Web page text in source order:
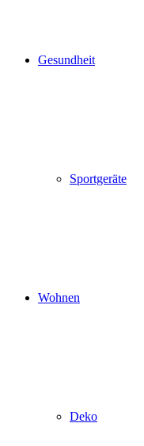
Gesundheit
Sportgeräte
Wohnen
Deko